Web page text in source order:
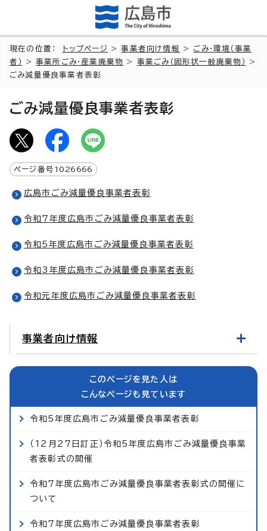
現在の位置： トップページ >事業者向け情報 > ごみ・環境（事業
者）
>事業所ごみ・産業廃棄物 > 事業ごみ（固形状一般廃棄物）
>
ごみ減量優良事業者表彰
ごみ減量優良事業者表彰
ページ番号 1026666
広島市ごみ減量優良事業者表彰
令和7年度広島市ごみ減量優良事業者表彰
令和5年度広島市ごみ減量優良事業者表彰
令和3年度広島市ごみ減量優良事業者表彰
令和元年度広島市ごみ減量優良事業者表彰
事業者向け情報
このページを見た人は
こんなページも見ています
令和5年度広島市ごみ減量優良事業者表彰
（12月27日訂正）令和5年度広島市ごみ減量優良事業
者表彰式の開催
令和7年度広島市ごみ減量優良事業者表彰式の開催に
ついて
令和7年度広島市ごみ減量優良事業者表彰